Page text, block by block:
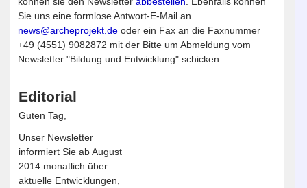
Sie uns eine formlose Antwort-E-Mail an
news@archeprojekt.de oder ein Fax an die Faxnummer
+49 (4551) 9082872 mit der Bitte um Abmeldung vom
Newsletter "Bildung und Entwicklung" schicken.
Editorial
Guten Tag,
Unser Newsletter
informiert Sie ab August
2014 monatlich über
aktuelle Entwicklungen,